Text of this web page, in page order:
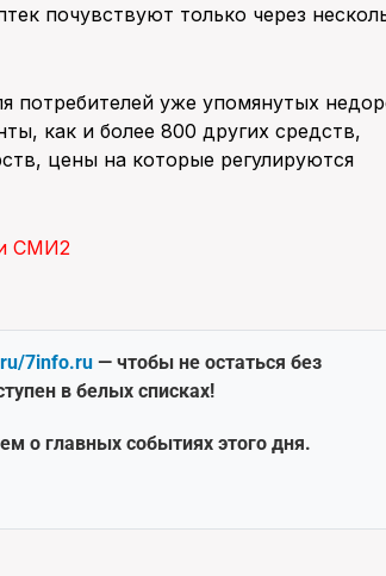
почувствуют только через
потребителей уже упомянутых
как и более 800 других средств,
цены на которые регулируются
СМИ2
7info.ru — чтобы не остаться без
в белых списках!
о главных событиях этого дня.